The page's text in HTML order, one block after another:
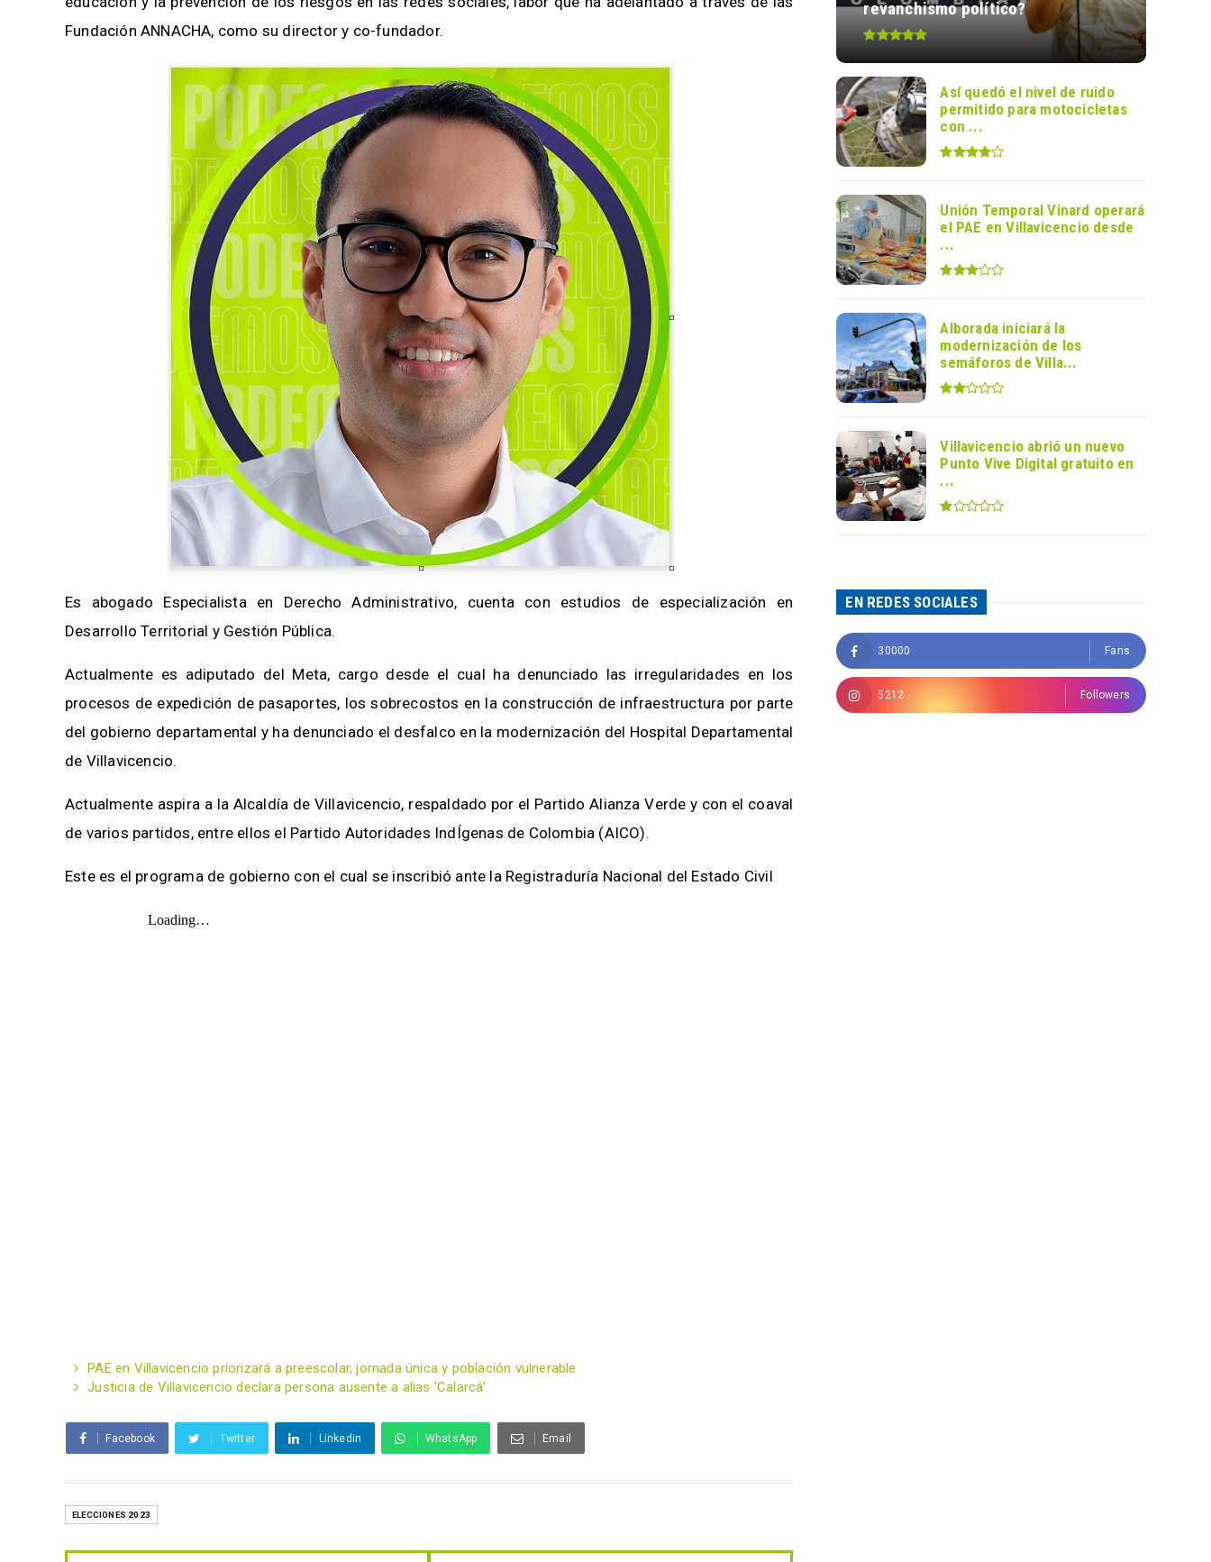
Fundación ANNACHA, como su director y co-fundador.
Es abogado Especialista en Derecho Administrativo, cuenta con estudios de especialización en
Desarrollo Territorial y Gestión Pública.
Actualmente es adiputado del Meta, cargo desde el cual ha denunciado las irregularidades en los
procesos de expedición de pasaportes, los sobrecostos en la construcción de infraestructura por parte
del gobierno departamental y ha denunciado el desfalco en la modernización del Hospital Departamental
de Villavicencio.
Actualmente aspira a la Alcaldía de Villavicencio, respaldado por el Partido Alianza Verde y con el coaval
de varios partidos, entre ellos el Partido Autoridades IndÍgenas de Colombia (AICO).
Este es el programa de gobierno con el cual se inscribió ante la Registraduría Nacional del Estado Civil
PAE en Villavicencio priorizará a preescolar, jornada única y población vulnerable
Justicia de Villavicencio declara persona ausente a alias ‘Calarcá’
Facebook Twitter Linkedin WhatsApp Email
ELECCIONES 2023
revanchismo político?
Así quedó el nivel de ruido
permitido para motocicletas
con ...
Unión Temporal Vinard operará
el PAE en Villavicencio desde
...
Alborada iniciará la
modernización de los
semáforos de Villa...
Villavicencio abrió un nuevo
Punto Vive Digital gratuito en
...
EN REDES SOCIALES
30000 Fans
5212 Followers